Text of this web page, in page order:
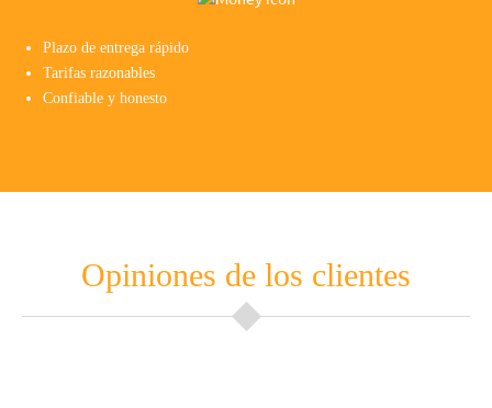
Plazo de entrega rápido
Tarifas razonables
Confiable y honesto
Opiniones de los clientes